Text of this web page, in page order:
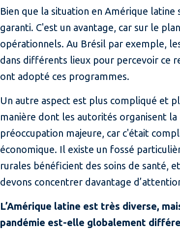
Bien que la situation en Amérique
garanti. C'est un avantage, car sur le
opérationnels. Au Brésil par exemple,
dans différents lieux pour percevoir ce
ont adopté ces programmes.
Un autre aspect est plus compliqué et
manière dont les autorités organisent
préoccupation majeure, car c'était
économique. Il existe un fossé
rurales bénéficient des soins de santé,
devons concentrer davantage
L’Amérique latine est très diverse,
pandémie est-elle globalement